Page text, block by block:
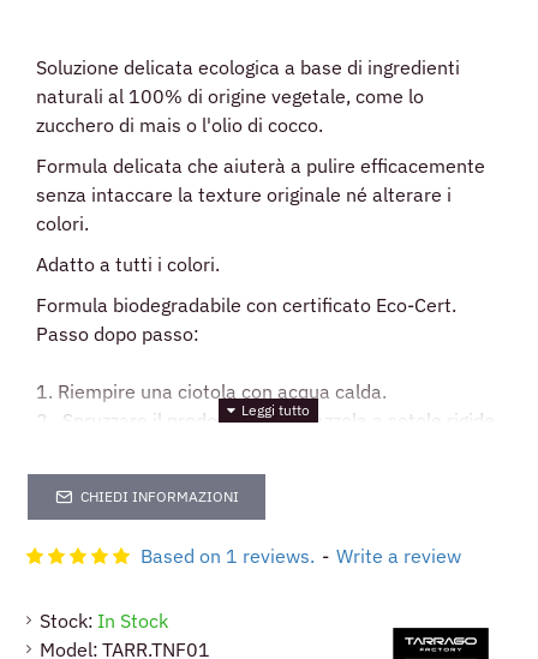
Stock: In Stock
Model: TARR.TNF01
Based on 1 reviews. - Write a review
Soluzione delicata ecologica a base di ingredienti
naturali al 100% di origine vegetale, come lo
zucchero di mais o l'olio di cocco.
Formula delicata che aiuterà a pulire efficacemente
senza intaccare la texture originale né alterare i
colori.
Adatto a tutti i colori.
Formula biodegradabile con certificato Eco-Cert.
Passo dopo passo:
1. Riempire una ciotola con acqua calda.
2. Spruzzare il prodotto sulla spazzola a setole rigide
3. immergere la spazzola nella ciotola .
4 . Strofinare energicamente la spazzola bagnata
( ripetere l'operazione fino a raggiungimento
5. utilizzare un panno umido per eliminarne la
schiuma.
CHIEDI INFORMAZIONI